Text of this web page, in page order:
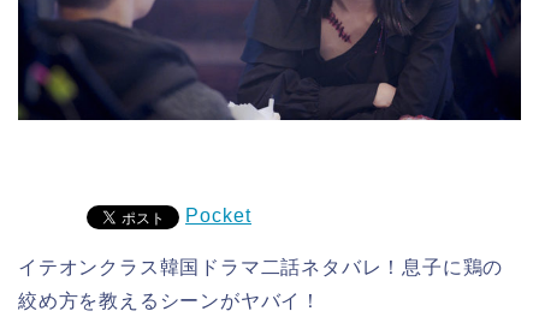
Pocket
イテオンクラス韓国ドラマ二話ネタバレ！息子に鶏の
絞め方を教えるシーンがヤバイ！